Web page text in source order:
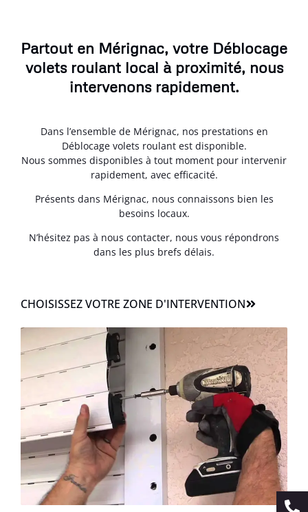
Partout en Mérignac, votre Déblocage
volets roulant local à proximité, nous
intervenons rapidement.
Dans l’ensemble de Mérignac, nos prestations en
Déblocage volets roulant est disponible.
Nous sommes disponibles à tout moment pour intervenir
rapidement, avec efficacité.
Présents dans Mérignac, nous connaissons bien les
besoins locaux.
N’hésitez pas à nous contacter, nous vous répondrons
dans les plus brefs délais.
CHOISISSEZ VOTRE ZONE D'INTERVENTION